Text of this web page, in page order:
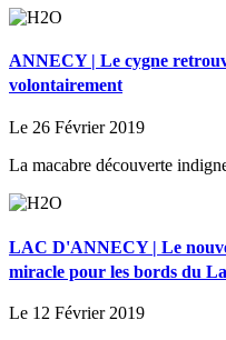
ANNECY | Le cygne
volontairement
Le 26 Février 2019
La macabre découverte
LAC D'ANNECY | Le
miracle pour les bords du
Le 12 Février 2019